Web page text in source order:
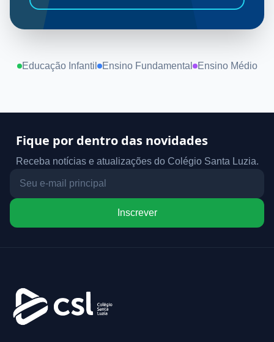
Educação Infantil Ensino Fundamental Ensino Médio
Fique por dentro das novidades
Receba notícias e atualizações do Colégio Santa Luzia.
Inscrever